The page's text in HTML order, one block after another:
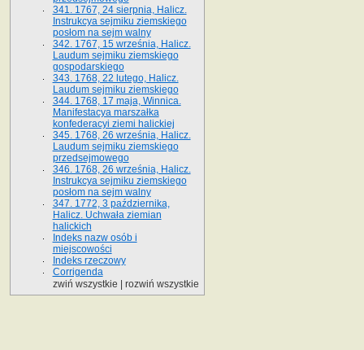
341. 1767, 24 sierpnia, Halicz.
Instrukcya sejmiku ziemskiego
posłom na sejm walny
342. 1767, 15 września, Halicz.
Laudum sejmiku ziemskiego
gospodarskiego
343. 1768, 22 lutego, Halicz.
Laudum sejmiku ziemskiego
344. 1768, 17 maja, Winnica.
Manifestacya marszałka
konfederacyi ziemi halickiej
345. 1768, 26 września, Halicz.
Laudum sejmiku ziemskiego
przedsejmowego
346. 1768, 26 września, Halicz.
Instrukcya sejmiku ziemskiego
posłom na sejm walny
347. 1772, 3 października,
Halicz. Uchwała ziemian
halickich
Indeks nazw osób i
miejscowości
Indeks rzeczowy
Corrigenda
zwiń wszystkie
rozwiń wszystkie